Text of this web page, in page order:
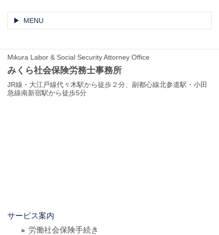
MENU
Mikura Labor & Social Security Attorney Office
みくら社会保険労務士事務所
JR線・大江戸線代々木駅から徒歩２分、副都心線北参道駅・小田
急線南新宿駅から徒歩5分
サービス案内
労働社会保険手続き